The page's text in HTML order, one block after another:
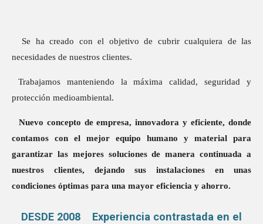
Se ha creado con el objetivo de cubrir cualquiera de las
necesidades de nuestros clientes.
Trabajamos manteniendo la máxima calidad, seguridad y
protección medioambiental.
Nuevo concepto de empresa, innovadora y eficiente, donde
contamos con el mejor equipo humano y material para
garantizar las mejores soluciones de manera continuada a
nuestros clientes, dejando sus instalaciones en unas
condiciones óptimas para una mayor eficiencia y ahorro.
DESDE 2008 Experiencia contrastada en el